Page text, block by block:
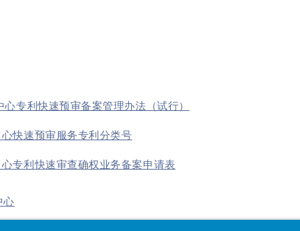
专利快速预审备案管理办法（试行）
快速预审服务专利分类号
专利快速审查确权业务备案申请表
心